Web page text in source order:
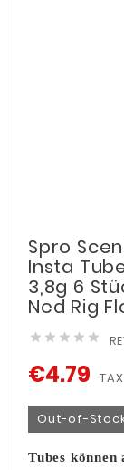
Spro
Insta
3,8g 6
Ned Rig
    
€4.79
Out-of-
Tubes können